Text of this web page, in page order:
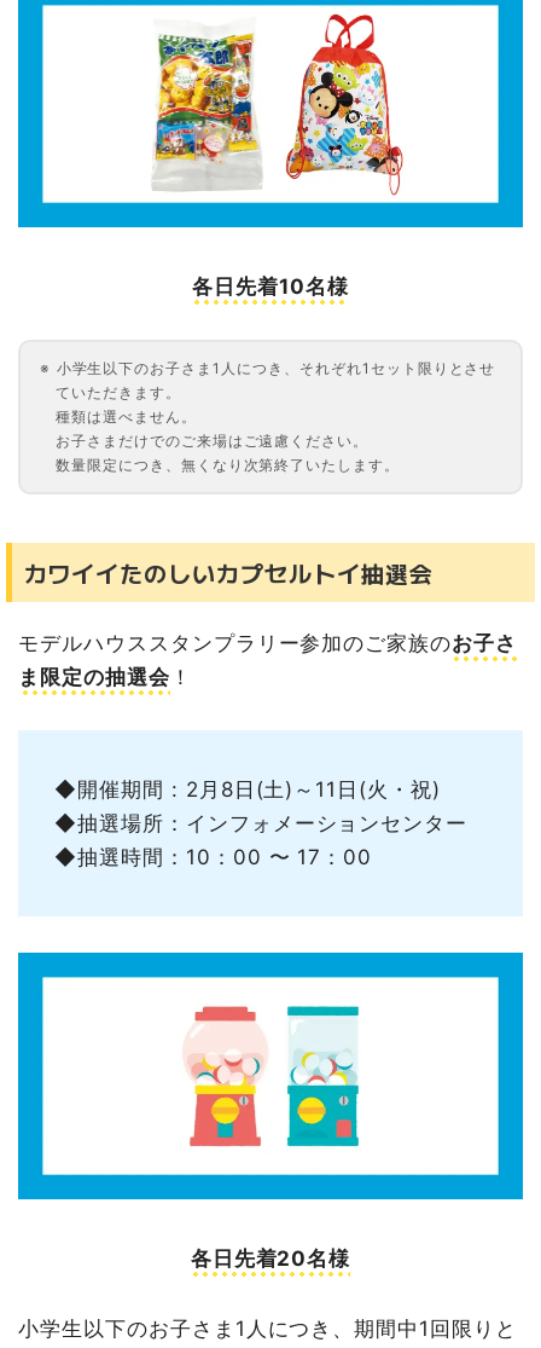
各日先着10名様
小学生以下のお子さま1人につき、それぞれ1セット限りとさせ
ていただきます。
種類は選べません。
お子さまだけでのご来場はご遠慮ください。
数量限定につき、無くなり次第終了いたします。
カワイイたのしいカプセルトイ抽選会
モデルハウススタンプラリー参加のご家族のお子さ
ま限定の抽選会 ！
◆開催期間 : 2月8日(土)～11日(火・祝)
◆抽選場所：インフォメーションセンター
◆抽選時間：10：00 〜 17：00
各日先着20名様
小学生以下のお子さま1人につき、期間中1回限りと